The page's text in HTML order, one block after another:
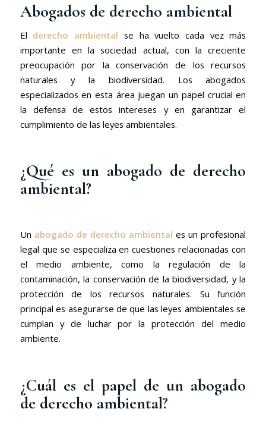
Abogados de derecho ambiental
El derecho ambiental se ha vuelto cada vez más
importante en la sociedad actual, con la creciente
preocupación por la conservación de los recursos
naturales y la biodiversidad. Los abogados
especializados en esta área juegan un papel crucial en
la defensa de estos intereses y en garantizar el
cumplimiento de las leyes ambientales.
¿Qué es un abogado de derecho
ambiental?
Un abogado de derecho ambiental es un profesional
legal que se especializa en cuestiones relacionadas con
el medio ambiente, como la regulación de la
contaminación, la conservación de la biodiversidad, y la
protección de los recursos naturales. Su función
principal es asegurarse de que las leyes ambientales se
cumplan y de luchar por la protección del medio
ambiente.
¿Cuál es el papel de un abogado
de derecho ambiental?